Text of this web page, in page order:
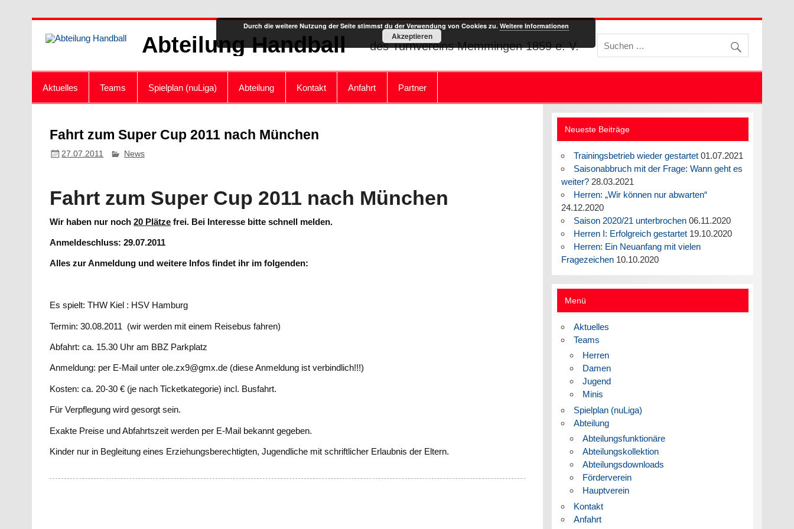
Abteilung Handball des Turnvereins Memmingen 1859 e. V.
Aktuelles Teams Spielplan (nuLiga) Abteilung Kontakt Anfahrt Partner
Fahrt zum Super Cup 2011 nach München
27.07.2011 News
Fahrt zum Super Cup 2011 nach München
Wir haben nur noch20 Plätze frei. Bei Interesse bitte schnell melden.
Anmeldeschluss: 29.07.2011
Alles zur Anmeldung und weitere Infos findet ihr im folgenden:
Es spielt: THW Kiel : HSV Hamburg
Termin: 30.08.2011 (wir werden mit einem Reisebus fahren)
Abfahrt: ca. 15.30 Uhr am BBZ Parkplatz
Anmeldung: per E-Mail unter ole.zx9@gmx.de (diese Anmeldung ist verbindlich!!!)
Kosten: ca. 20-30 € (je nach Ticketkategorie) incl. Busfahrt.
Für Verpflegung wird gesorgt sein.
Exakte Preise und Abfahrtszeit werden per E-Mail bekannt gegeben.
Kinder nur in Begleitung eines Erziehungsberechtigten, Jugendliche mit schriftlicher Erlaubnis der Eltern.
Neueste Beiträge
Trainingsbetrieb wieder gestartet 01.07.2021
Saisonabbruch mit der Frage: Wann geht es
weiter? 28.03.2021
Herren: „Wir können nur abwarten“
24.12.2020
Saison 2020/21 unterbrochen 06.11.2020
Herren I: Erfolgreich gestartet 19.10.2020
Herren: Ein Neuanfang mit vielen
Fragezeichen 10.10.2020
Menü
Aktuelles
Teams
Herren
Damen
Jugend
Minis
Spielplan (nuLiga)
Abteilung
Abteilungsfunktionäre
Abteilungskollektion
Abteilungsdownloads
Förderverein
Hauptverein
Kontakt
Anfahrt
Durch die weitere Nutzung der Seite stimmst du der Verwendung von Cookies zu. Weitere Informationen
Akzeptieren